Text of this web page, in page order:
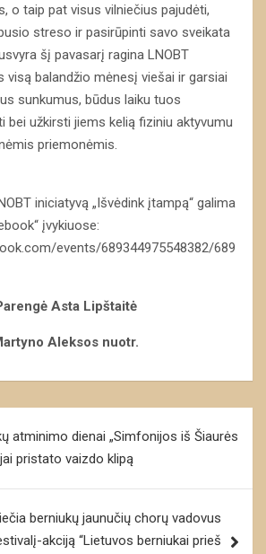
o taip pat visus vilniečius pajudėti,
streso ir pasirūpinti savo sveikata
šį pavasarį ragina LNOBT
visą balandžio mėnesį viešai ir garsiai
sunkumus, būdus laiku tuos
bei užkirsti jiems kelią fiziniu aktyvumu
priemonėmis.
iniciatyvą „Išvėdink įtampą“ galima
įvykiuose:
events/689344975548382/689
Asta Lipštaitė
Aleksos nuotr.
atminimo dienai „Simfonijos iš Šiaurės
pristato vaizdo klipą
berniukų jaunučių chorų vadovus
akciją “Lietuvos berniukai prieš